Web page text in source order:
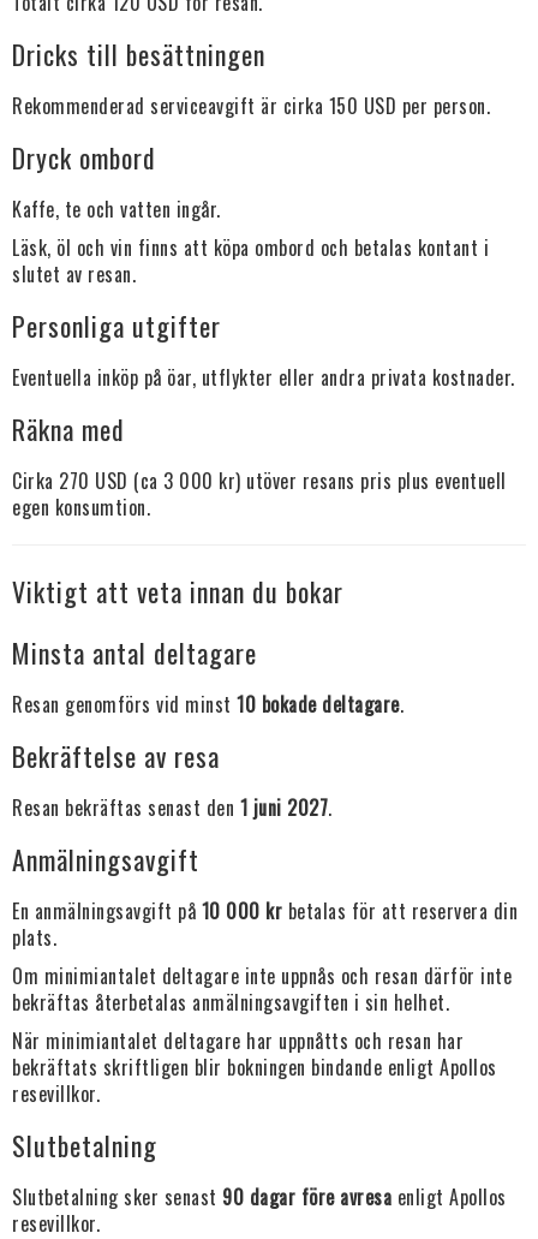
Dricks till besättningen
Rekommenderad serviceavgift är cirka 150 USD per person.
Dryck ombord
Kaffe, te och vatten ingår.
Läsk, öl och vin finns att köpa ombord och betalas kontant i
slutet av resan.
Personliga utgifter
Eventuella inköp på öar, utflykter eller andra privata kostnader.
Räkna med
Cirka 270 USD (ca 3 000 kr) utöver resans pris plus eventuell
egen konsumtion.
Viktigt att veta innan du bokar
Minsta antal deltagare
Resan genomförs vid minst 10 bokade deltagare.
Bekräftelse av resa
Resan bekräftas senast den 1 juni 2027.
Anmälningsavgift
En anmälningsavgift på 10 000 kr betalas för att reservera din
plats.
Om minimiantalet deltagare inte uppnås och resan därför inte
bekräftas återbetalas anmälningsavgiften i sin helhet.
När minimiantalet deltagare har uppnåtts och resan har
bekräftats skriftligen blir bokningen bindande enligt Apollos
resevillkor.
Slutbetalning
Slutbetalning sker senast 90 dagar före avresa enligt Apollos
resevillkor.